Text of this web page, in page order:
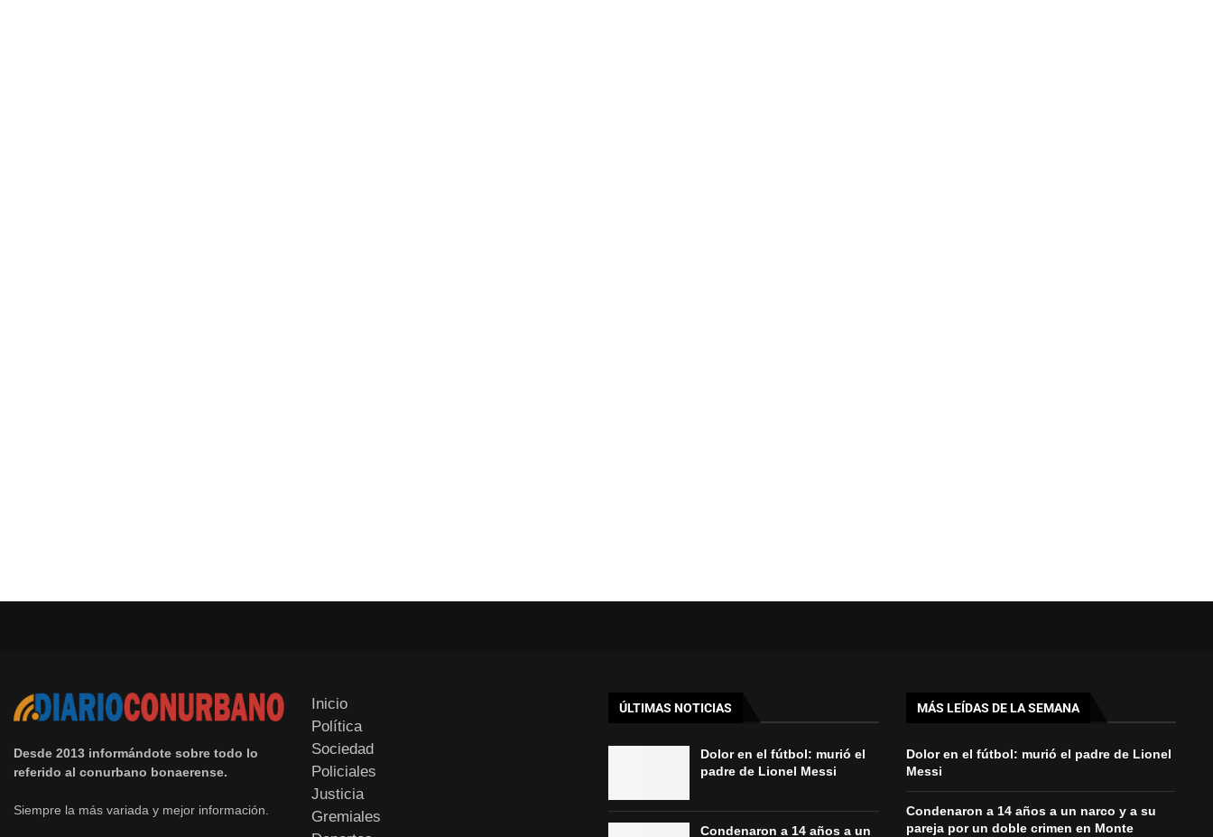
Desde 2013 informándote sobre todo lo
referido al conurbano bonaerense.
Siempre la más variada y mejor información.
Inicio
Política
Sociedad
Policiales
Justicia
Gremiales
ÚLTIMAS NOTICIAS
Dolor en el fútbol: murió el
padre de Lionel Messi
Condenaron a 14 años a un
MÁS LEÍDAS DE LA SEMANA
Dolor en el fútbol: murió el padre de Lionel
Messi
Condenaron a 14 años a un narco y a su
pareja por un doble crimen en Monte